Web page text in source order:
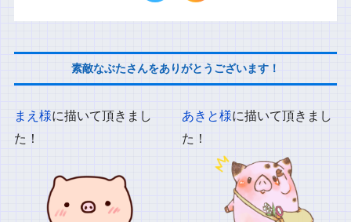
素敵なぶたさんをありがとうございます！
まえ様に描いて頂きまし
た！
あきと様に描いて頂きまし
た！